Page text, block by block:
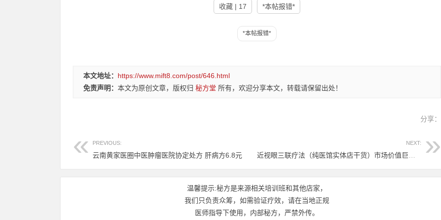
收藏 | 17 *本帖报错*
本文地址： https://www.mift8.com/post/646.html
免责声明： 本文为原创文章，版权归 秘方堂 所有，欢迎分享本文，转载请保留出处！
分享：
PREVIOUS:
云南黄家医圈中医肿瘤医院协定处方 肝病方6.8元
NEXT:
温馨提示:秘方是来源相关培训班和其他店家，
我们只负责众筹，如需验证疗效，请在当地正规
医师指导下使用，内部秘方，严禁外传。